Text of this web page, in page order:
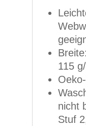
115
nicht
Stuf